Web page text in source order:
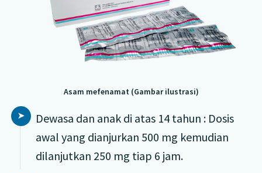
Asam mefenamat (Gambar ilustrasi)
Dewasa dan anak di atas 14 tahun : Dosis
awal yang dianjurkan 500 mg kemudian
dilanjutkan 250 mg tiap 6 jam.